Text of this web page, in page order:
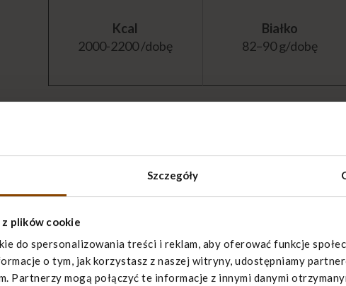
Szczegóły
plików cookie
do spersonalizowania treści i reklam, aby oferować funkcje
o tym, jak korzystasz z naszej witryny, udostępniamy
Partnerzy mogą połączyć te informacje z innymi danymi
Kcal
2000-2200 /dobę
Białko
82–90 g/dobę
Jedzenie jest podstawową formą
dla opiekuna, który przez prawidłowe żywienie
opiekuje. Poznaj podstawowe
zasady żywienia
PRZECZYTAJ TEŻ